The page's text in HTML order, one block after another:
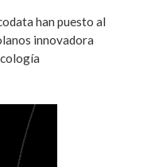
han puesto al
innovadora